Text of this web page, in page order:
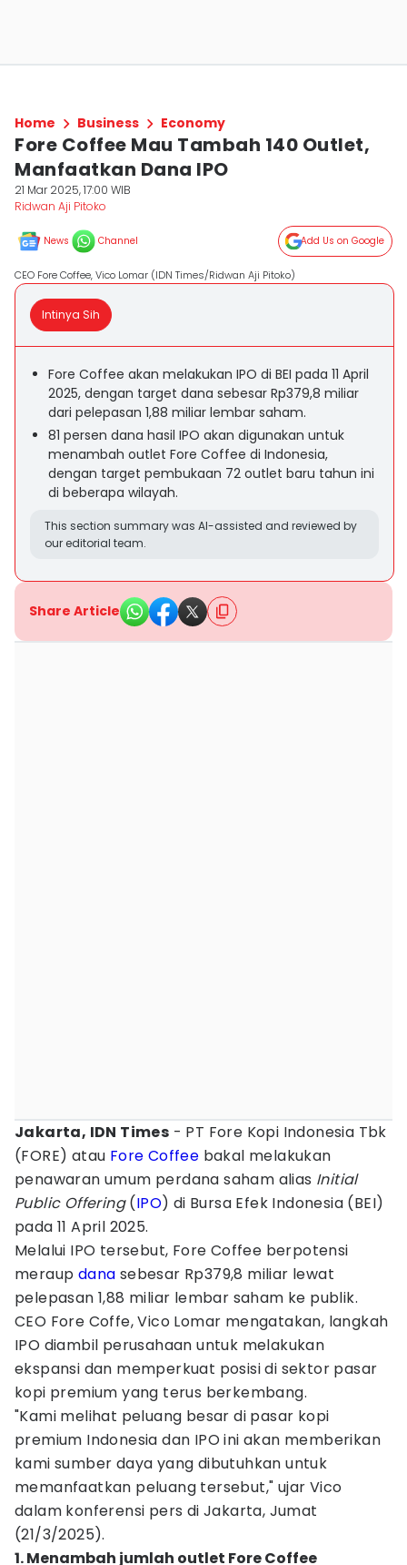
Home Business Economy
Fore Coffee Mau Tambah 140 Outlet,
Manfaatkan Dana IPO
21 Mar 2025, 17:00 WIB
Ridwan Aji Pitoko
News Channel Add Us on Google
CEO Fore Coffee, Vico Lomar (IDN Times/Ridwan Aji Pitoko)
Intinya Sih
Fore Coffee akan melakukan IPO di BEI pada 11 April
2025, dengan target dana sebesar Rp379,8 miliar
dari pelepasan 1,88 miliar lembar saham.
81 persen dana hasil IPO akan digunakan untuk
menambah outlet Fore Coffee di Indonesia,
dengan target pembukaan 72 outlet baru tahun ini
di beberapa wilayah.
This section summary was AI-assisted and reviewed by
our editorial team.
Share Article
Jakarta, IDN Times - PT Fore Kopi Indonesia Tbk
(FORE) atau Fore Coffee bakal melakukan
penawaran umum perdana saham alias Initial
Public Offering(IPO) di Bursa Efek Indonesia (BEI)
pada 11 April 2025.
Melalui IPO tersebut, Fore Coffee berpotensi
meraup dana sebesar Rp379,8 miliar lewat
pelepasan 1,88 miliar lembar saham ke publik.
CEO Fore Coffe, Vico Lomar mengatakan, langkah
IPO diambil perusahaan untuk melakukan
ekspansi dan memperkuat posisi di sektor pasar
kopi premium yang terus berkembang.
"Kami melihat peluang besar di pasar kopi
premium Indonesia dan IPO ini akan memberikan
kami sumber daya yang dibutuhkan untuk
memanfaatkan peluang tersebut," ujar Vico
dalam konferensi pers di Jakarta, Jumat
(21/3/2025).
1. Menambah jumlah outlet Fore Coffee